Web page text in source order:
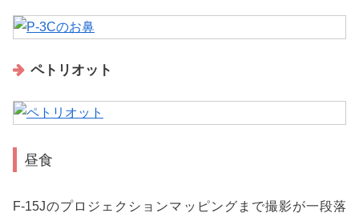
ペトリオット
昼食
F-15Jのプロジェクションマッピングまで撮影が一段落